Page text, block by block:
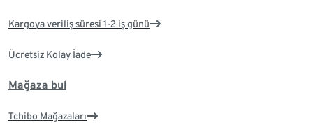
Kargoya veriliş süresi 1-2 iş günü
Ücretsiz Kolay İade
Mağaza bul
Tchibo Mağazaları